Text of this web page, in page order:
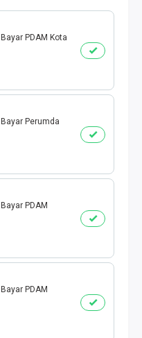
PDAM Kota
Perumda
PDAM
PDAM